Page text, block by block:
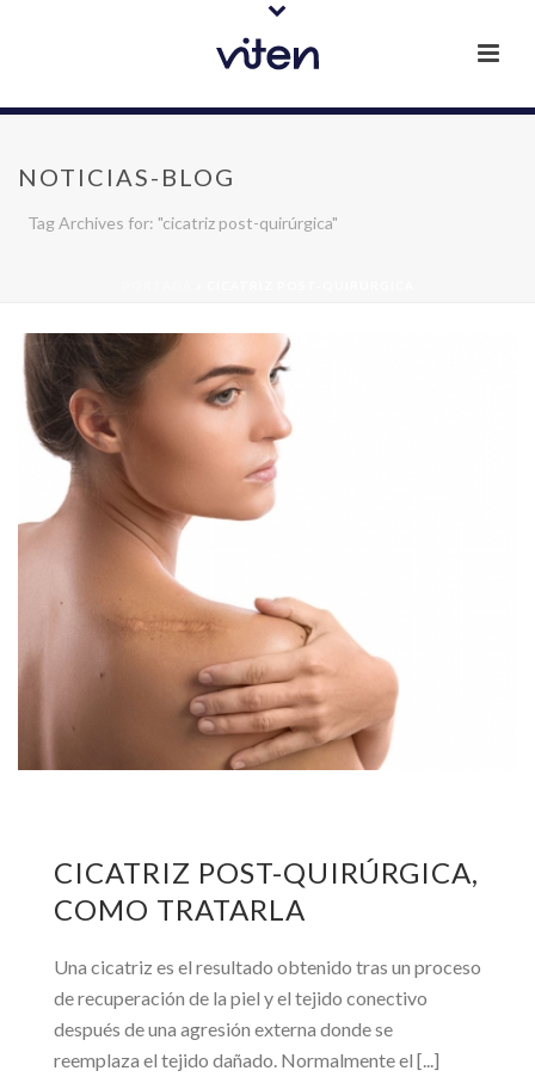
NOTICIAS-BLOG
Tag Archives for: "cicatriz post-quirúrgica"
CICATRIZ POST-QUIRÚRGICA,
COMO TRATARLA
Una cicatriz es el resultado obtenido tras un proceso
de recuperación de la piel y el tejido conectivo
después de una agresión externa donde se
reemplaza el tejido dañado. Normalmente el [...]